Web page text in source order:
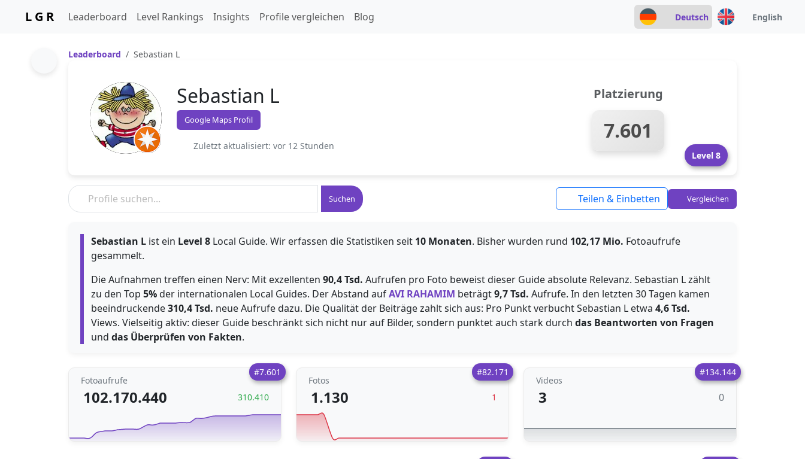
L G R Leaderboard Level Rankings Insights Profile vergleichen Blog Deutsch English
Leaderboard Sebastian L
Sebastian L
Google Maps Profil
Zuletzt aktualisiert: vor 12 Stunden
Platzierung
7.601
Level 8
Suchen Teilen & Einbetten Vergleichen
Sebastian L ist ein Level 8 Local Guide. Wir erfassen die Statistiken seit 10 Monaten. Bisher wurden rund 102,17 Mio. Fotoaufrufe
gesammelt.
Die Aufnahmen treffen einen Nerv: Mit exzellenten 90,4 Tsd. Aufrufen pro Foto beweist dieser Guide absolute Relevanz. Sebastian L zählt
zu den Top 5%der internationalen Local Guides. Der Abstand aufAVI RAHAMIM beträgt9,7 Tsd. Aufrufe. In den letzten 30 Tagen kamen
beeindruckende310,4 Tsd. neue Aufrufe dazu. Die Qualität der Beiträge zahlt sich aus: Pro Punkt verbucht Sebastian L etwa 4,6 Tsd.
Views. Vielseitig aktiv: dieser Guide beschränkt sich nicht nur auf Bilder, sondern punktet auch stark durch das Beantworten von Fragen
und das Überprüfen von Fakten.
#7.601
Fotoaufrufe
102.170.440 310.410
#82.171
Fotos
1.130 1
#134.144
Videos
3 0